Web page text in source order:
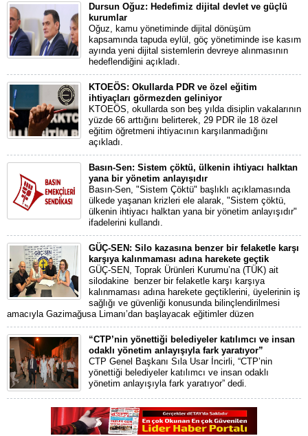
Dursun Oğuz: Hedefimiz dijital devlet ve güçlü
kurumlar
Oğuz, kamu yönetiminde dijital dönüşüm
kapsamında tapuda eylül, göç yönetiminde ise kasım
ayında yeni dijital sistemlerin devreye alınmasının
hedeflendiğini açıkladı.
KTOEÖS: Okullarda PDR ve özel eğitim
ihtiyaçları görmezden geliniyor
KTOEÖS, okullarda son beş yılda disiplin vakalarının
yüzde 66 arttığını belirterek, 29 PDR ile 18 özel
eğitim öğretmeni ihtiyacının karşılanmadığını
açıkladı.
Basın-Sen: Sistem çöktü, ülkenin ihtiyacı halktan
yana bir yönetim anlayışıdır
Basın-Sen, "Sistem Çöktü" başlıklı açıklamasında
ülkede yaşanan krizleri ele alarak, "Sistem çöktü,
ülkenin ihtiyacı halktan yana bir yönetim anlayışıdır"
ifadelerini kullandı.
GÜÇ-SEN: Silo kazasına benzer bir felaketle karşı
karşıya kalınmaması adına harekete geçtik
GÜÇ-SEN, Toprak Ürünleri Kurumu’na (TÜK) ait
silodakine benzer bir felaketle karşı karşıya
kalınmaması adına harekete geçtiklerini, üyelerinin iş
sağlığı ve güvenliği konusunda bilinçlendirilmesi
amacıyla Gazimağusa Limanı’dan başlayacak eğitimler düzen
“CTP’nin yönettiği belediyeler katılımcı ve insan
odaklı yönetim anlayışıyla fark yaratıyor”
CTP Genel Başkanı Sıla Usar İncirli, “CTP’nin
yönettiği belediyeler katılımcı ve insan odaklı
yönetim anlayışıyla fark yaratıyor” dedi.